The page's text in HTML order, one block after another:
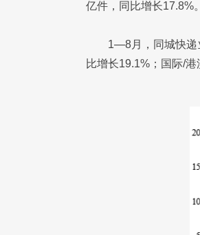
亿件，同比增长17.8%。
1—8月，同城快递
比增长19.1%；国际/